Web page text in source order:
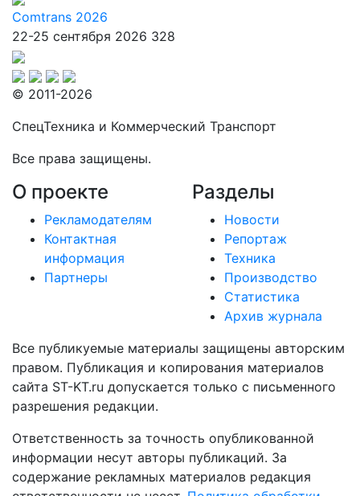
Comtrans 2026
22-25 сентября 2026 328
© 2011-2026
СпецТехника и Коммерческий Транспорт
Все права защищены.
О проекте
Рекламодателям
Контактная
информация
Партнеры
Разделы
Новости
Репортаж
Техника
Производство
Статистика
Архив журнала
Все публикуемые материалы защищены авторским
правом. Публикация и копирования материалов
сайта ST-KT.ru допускается только с письменного
разрешения редакции.
Ответственность за точность опубликованной
информации несут авторы публикаций. За
содержание рекламных материалов редакция